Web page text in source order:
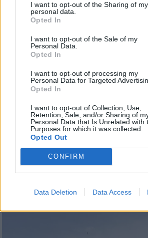
I want to opt-out of the Sharing of my
personal data.
Opted In
I want to opt-out of the Sale of my
Personal Data.
Opted In
I want to opt-out of processing my
Personal Data for Targeted
Opted In
I want to opt-out of Collection, Use,
Retention, Sale, and/or Sharing of
Personal Data that Is Unrelated with
Purposes for which it was collected.
Opted Out
CONFIRM
Data Deletion Data Access